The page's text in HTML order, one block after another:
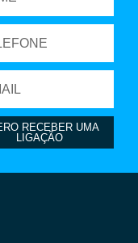
RECEBER UMA
LIGAÇÃO